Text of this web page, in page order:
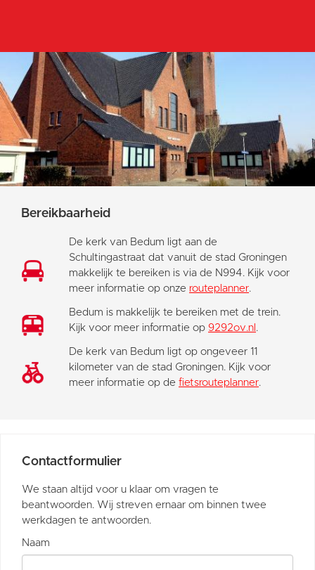
Bereikbaarheid
De kerk van Bedum ligt aan de
Schultingastraat dat vanuit de stad Groningen
makkelijk te bereiken is via de N994. Kijk voor
meer informatie op onze routeplanner.
Bedum is makkelijk te bereiken met de trein.
Kijk voor meer informatie op 9292ov.nl .
De kerk van Bedum ligt op ongeveer 11
kilometer van de stad Groningen. Kijk voor
meer informatie op de fietsrouteplanner.
Contactformulier
We staan altijd voor u klaar om vragen te
beantwoorden. Wij streven ernaar om binnen twee
werkdagen te antwoorden.
Naam